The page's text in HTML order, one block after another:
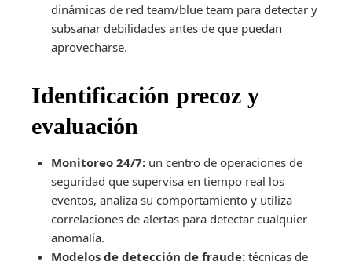
dinámicas de red team/blue team para detectar y
subsanar debilidades antes de que puedan
aprovecharse.
Identificación precoz y
evaluación
Monitoreo 24/7: un centro de operaciones de
seguridad que supervisa en tiempo real los
eventos, analiza su comportamiento y utiliza
correlaciones de alertas para detectar cualquier
anomalía.
Modelos de detección de fraude: técnicas de